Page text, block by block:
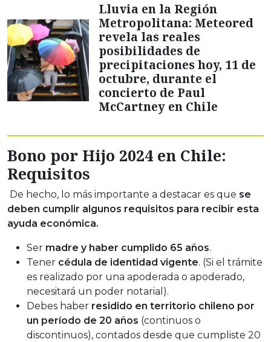
Lluvia en la Región
Metropolitana: Meteored
revela las reales
posibilidades de
precipitaciones hoy, 11 de
octubre, durante el
concierto de Paul
McCartney en Chile
Bono por Hijo 2024 en Chile:
Requisitos
De hecho, lo más importante a destacar es que se
deben cumplir algunos requisitos para recibir esta
ayuda económica.
Ser madre y haber cumplido 65 años.
Tener cédula de identidad vigente. (Si el trámite
es realizado por una apoderada o apoderado,
necesitará un poder notarial).
Debes haber residido en territorio chileno por
un período de 20 años (continuos o
discontinuos), contados desde que cumpliste 20